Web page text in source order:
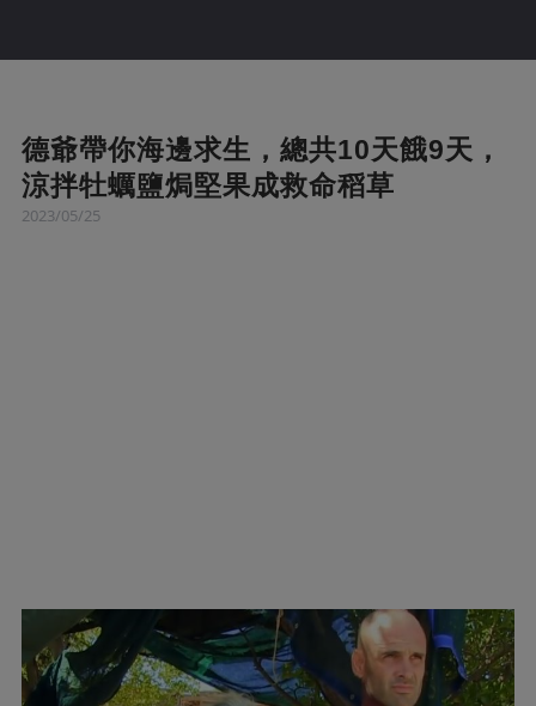
德爺帶你海邊求生，總共10天餓9天，
涼拌牡蠣鹽焗堅果成救命稻草
2023/05/25